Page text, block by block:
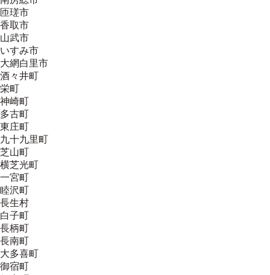
匝瑳市
香取市
山武市
いすみ市
大網白里市
酒々井町
栄町
神崎町
多古町
東庄町
九十九里町
芝山町
横芝光町
一宮町
睦沢町
長生村
白子町
長柄町
長南町
大多喜町
御宿町